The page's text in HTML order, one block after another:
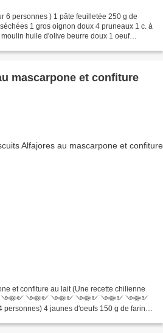
6 personnes ) 1 pâte feuilletée 250 g de
1 gros oignon doux 4 pruneaux 1 c. à
huile d'olive beurre doux 1 oeuf
mascarpone et confiture
et confiture au lait (Une recette chilienne
༺༻ ༺༻ ༺༻ ༺༻ ༺༻ ༺༻ ༺༻
4 jaunes d'oeufs 150 g de farine